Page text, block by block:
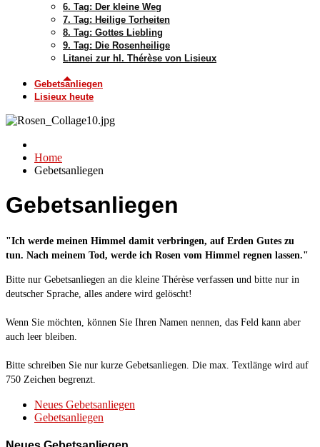
6. Tag: Der kleine Weg
7. Tag: Heilige Torheiten
8. Tag: Gottes Liebling
9. Tag: Die Rosenheilige
Litanei zur hl. Thérèse von Lisieux
Gebetsanliegen
Lisieux heute
Home
Gebetsanliegen
Gebetsanliegen
"Ich werde meinen Himmel damit verbringen, auf Erden Gutes zu
tun. Nach meinem Tod, werde ich Rosen vom Himmel regnen lassen."
Bitte nur Gebetsanliegen an die kleine Thérèse verfassen und bitte nur in
deutscher Sprache, alles andere wird gelöscht!
Wenn Sie möchten, können Sie Ihren Namen nennen, das Feld kann aber
auch leer bleiben.
Bitte schreiben Sie nur kurze Gebetsanliegen. Die max. Textlänge wird auf
750 Zeichen begrenzt.
Neues Gebetsanliegen
Gebetsanliegen